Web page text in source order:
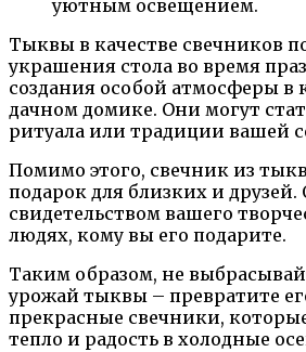
уютным освещением.
Тыквы в качестве свечников
украшения стола во время
создания особой атмосферы в
дачном домике. Они могут
ритуала или традиции вашей
Помимо этого, свечник из
подарок для близких и друзей.
свидетельством вашего
людях, кому вы его подарите.
Таким образом, не
урожай тыквы – превратите
прекрасные свечники,
тепло и радость в холодные